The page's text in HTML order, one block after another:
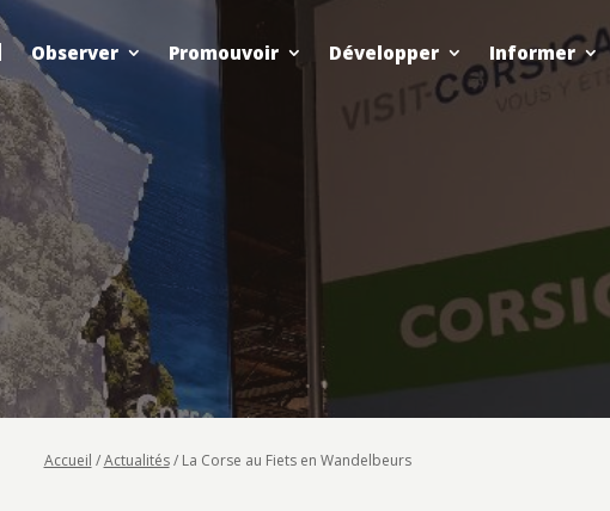
Observer Promouvoir Développer Informer
Accueil /Actualités/ La Corse au Fiets en Wandelbeurs